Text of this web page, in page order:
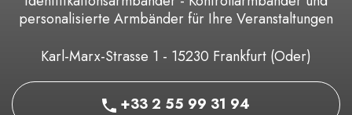
Karl-Marx-Strasse 1 - 15230 Frankfurt (Oder)
+33 2 55 99 31 94